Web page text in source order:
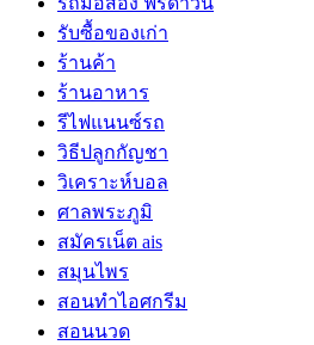
รับซื้อของเก่า
ร้านค้า
ร้านอาหาร
รีไฟแนนซ์รถ
วิธีปลูกกัญชา
วิเคราะห์บอล
ศาลพระภูมิ
สมัครเน็ต ais
สมุนไพร
สอนทำไอศกรีม
สอนนวด